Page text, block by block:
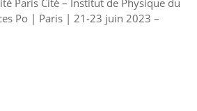
Paris Cité – Institut de Physique du
Po | Paris | 21-23 juin 2023 –